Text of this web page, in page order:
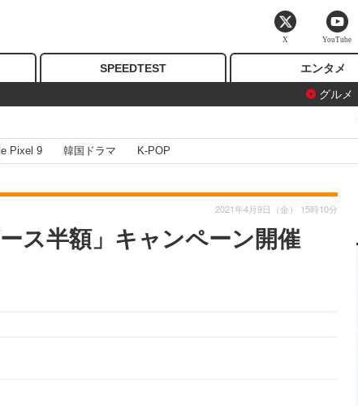
SPEEDTEST エンタメ
グルメ
Pixel 9 韓国ドラマ K-POP
ス半額」キャンペーン開催
2021年4月9日（金） 15時10分
X YouTube